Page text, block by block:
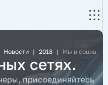
Новости | 2018 | Мы в
сетях.
присоединяйтесь